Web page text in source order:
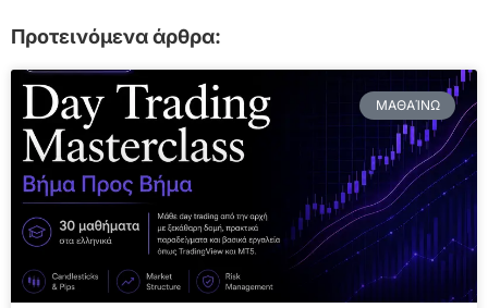
Προτεινόμενα άρθρα:
ΜΑΘΑΊΝΩ